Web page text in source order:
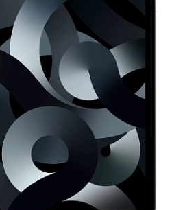
iPhone 13
iPhone 12
iPhone 11
iPhone SE
Poco
F Series
M Series
X Series